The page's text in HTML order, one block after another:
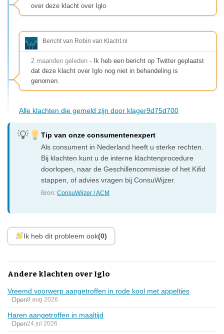
over deze klacht over Iglo
Bericht van Robin van Klacht.nl
2 maanden geleden - Ik heb een bericht op Twitter geplaatst
dat deze klacht over Iglo nog niet in behandeling is
genomen.
Alle klachten die gemeld zijn door klager9d75d700
Tip van onze consumentenexpert
Als consument in Nederland heeft u sterke rechten.
Bij klachten kunt u de interne klachtenprocedure
doorlopen, naar de Geschillencommissie of het Kifid
stappen, of advies vragen bij ConsuWijzer.
Bron:ConsuWijzer / ACM
Ik heb dit probleem ook(0)
Andere klachten over Iglo
Vreemd voorwerp aangetroffen in rode kool met appeltjes
Open8 aug 2026
Haren aangetroffen in maaltijd
Open24 jul 2026